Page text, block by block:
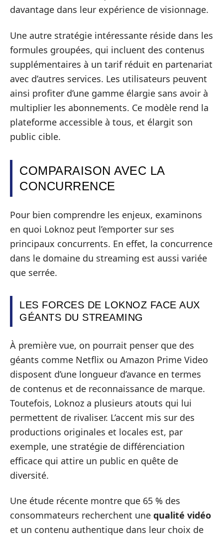
davantage dans leur expérience de visionnage.
Une autre stratégie intéressante réside dans les
formules groupées, qui incluent des contenus
supplémentaires à un tarif réduit en partenariat
avec d’autres services. Les utilisateurs peuvent
ainsi profiter d’une gamme élargie sans avoir à
multiplier les abonnements. Ce modèle rend la
plateforme accessible à tous, et élargit son
public cible.
COMPARAISON AVEC LA
CONCURRENCE
Pour bien comprendre les enjeux, examinons
en quoi Loknoz peut l’emporter sur ses
principaux concurrents. En effet, la concurrence
dans le domaine du streaming est aussi variée
que serrée.
LES FORCES DE LOKNOZ FACE AUX
GÉANTS DU STREAMING
À première vue, on pourrait penser que des
géants comme Netflix ou Amazon Prime Video
disposent d’une longueur d’avance en termes
de contenus et de reconnaissance de marque.
Toutefois, Loknoz a plusieurs atouts qui lui
permettent de rivaliser. L’accent mis sur des
productions originales et locales est, par
exemple, une stratégie de différenciation
efficace qui attire un public en quête de
diversité.
Une étude récente montre que 65 % des
consommateurs recherchent une qualité vidéo
et un contenu authentique dans leur choix de